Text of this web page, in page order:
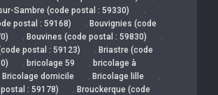
Sambre (code postal : 59330) ,
postal : 59168) , Bouvignies (code
, Bouvines (code postal : 59830) ,
postal : 59123) , Briastre (code
, bricolage 59 , bricolage à
Bricolage domicile , Bricolage lille ,
: 59178) , Brouckerque (code